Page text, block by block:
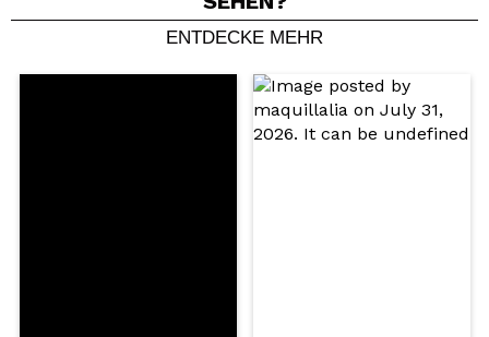
Ein Video oder Foto teilen
ENTDECKE MEHR